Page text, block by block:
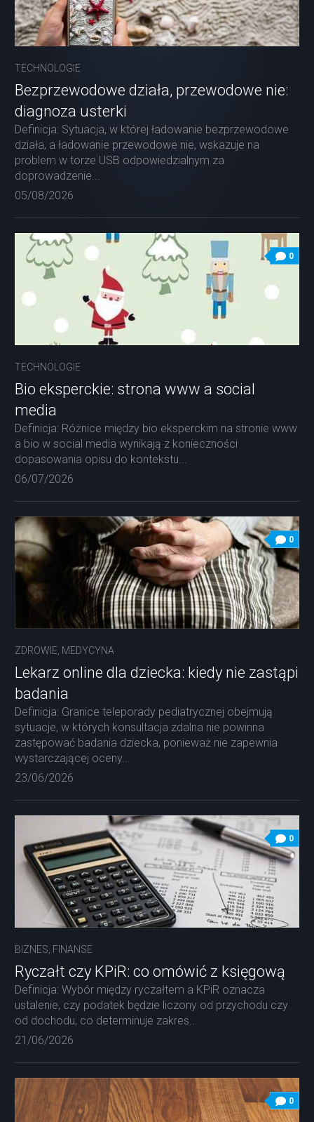
TECHNOLOGIE
Bezprzewodowe działa, przewodowe nie:
diagnoza usterki
Definicja: Sytuacja, w której ładowanie bezprzewodowe
działa, a ładowanie przewodowe nie, wskazuje na
problem w torze USB odpowiedzialnym za
doprowadzenie...
05/08/2026
0
TECHNOLOGIE
Bio eksperckie: strona www a social
media
Definicja: Różnice między bio eksperckim na stronie www
a bio w social media wynikają z konieczności
dopasowania opisu do kontekstu...
06/07/2026
0
ZDROWIE, MEDYCYNA
Lekarz online dla dziecka: kiedy nie zastąpi
badania
Definicja: Granice teleporady pediatrycznej obejmują
sytuacje, w których konsultacja zdalna nie powinna
zastępować badania dziecka, ponieważ nie zapewnia
wystarczającej oceny...
23/06/2026
0
BIZNES, FINANSE
Ryczałt czy KPiR: co omówić z księgową
Definicja: Wybór między ryczałtem a KPiR oznacza
ustalenie, czy podatek będzie liczony od przychodu czy
od dochodu, co determinuje zakres...
21/06/2026
0